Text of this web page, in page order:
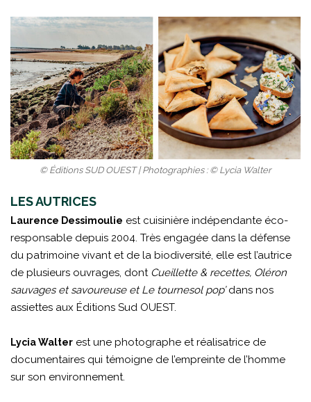
© Éditions SUD OUEST | Photographies : © Lycia Walter
LES AUTRICES
Laurence Dessimoulie est cuisinière indépendante éco-
responsable depuis 2004. Très engagée dans la défense
du patrimoine vivant et de la biodiversité, elle est l’autrice
de plusieurs ouvrages, dont Cueillette & recettes, Oléron
sauvages et savoureuse et Le tournesol pop’dans nos
assiettes aux Éditions Sud OUEST.
Lycia Walter est une photographe et réalisatrice de
documentaires qui témoigne de l’empreinte de l’homme
sur son environnement.